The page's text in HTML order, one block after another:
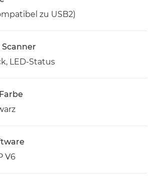
zu USB2)
LED-Status
V6